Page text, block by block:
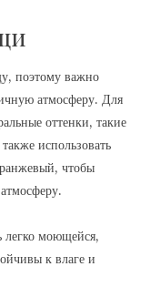
поэтому важно
атмосферу. Для
оттенки, такие
использовать
чтобы
моющейся,
к влаге и